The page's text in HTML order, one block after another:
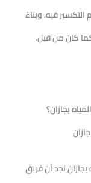
فيه، وبناءً
كان من قبل.
بجازان؟
نجد أن فريق